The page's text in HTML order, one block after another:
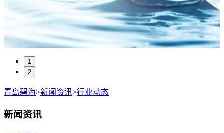
1
2
青岛碧海>新闻资讯>行业动态
新闻资讯